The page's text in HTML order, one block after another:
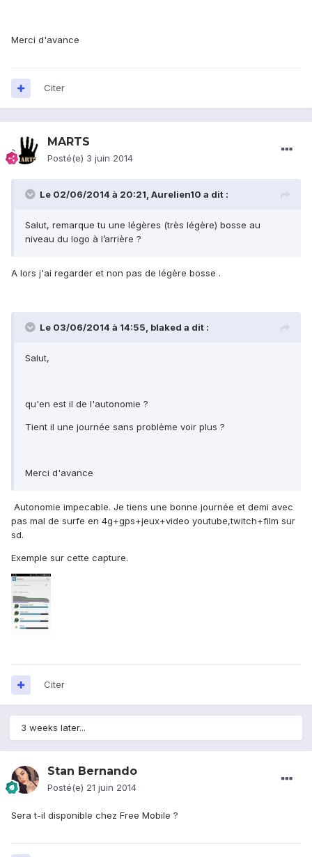
Merci d'avance
Citer
MARTS
Posté(e) 3 juin 2014
Le 02/06/2014 à 20:21, Aurelien10 a dit :
Salut, remarque tu une légères (très légère) bosse au
niveau du logo à l’arrière ?
A lors j'ai regarder et non pas de légère bosse .
Le 03/06/2014 à 14:55, blaked a dit :
Salut,
qu'en est il de l'autonomie ?
Tient il une journée sans problème voir plus ?
Merci d'avance
Autonomie impecable. Je tiens une bonne journée et demi avec
pas mal de surfe en 4g+gps+jeux+video youtube,twitch+film sur
sd.
Exemple sur cette capture.
Citer
3 weeks later...
Stan Bernando
Posté(e) 21 juin 2014
Sera t-il disponible chez Free Mobile ?